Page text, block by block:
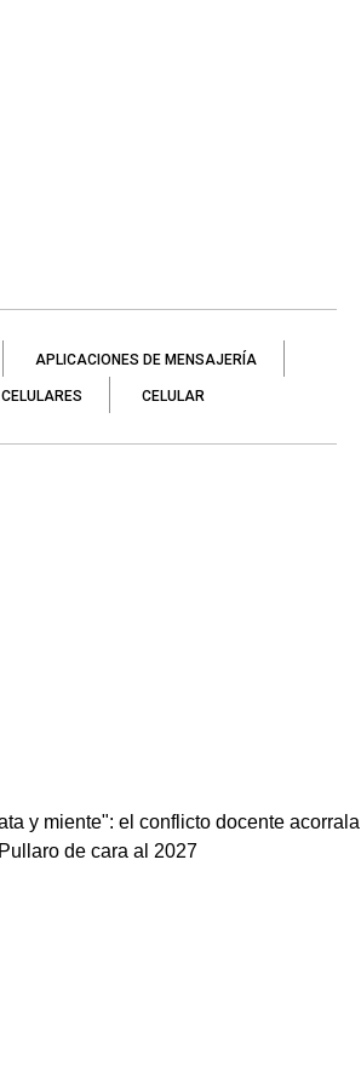
APLICACIONES DE MENSAJERÍA
CELULARES CELULAR